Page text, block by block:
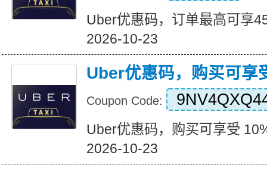
Uber优惠码，订单最高可享
2026-10-23
Uber优惠码，购买可享
Coupon Code:
Uber优惠码，购买可享受
2026-10-23